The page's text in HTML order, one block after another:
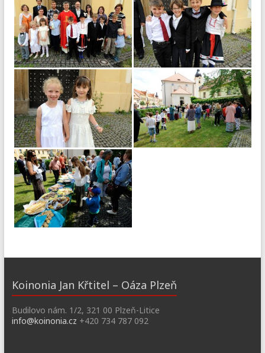
Koinonia Jan Křtitel – Oáza Plzeň
Budilovo nám. 1/2, 321 00 Plzeň-Litice
info@koinonia.cz +420 734 787 092